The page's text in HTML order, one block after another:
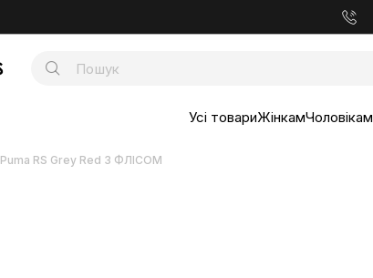
Усі товариЖінкамЧоловікам
Puma RS Grey Red З ФЛІСОМ